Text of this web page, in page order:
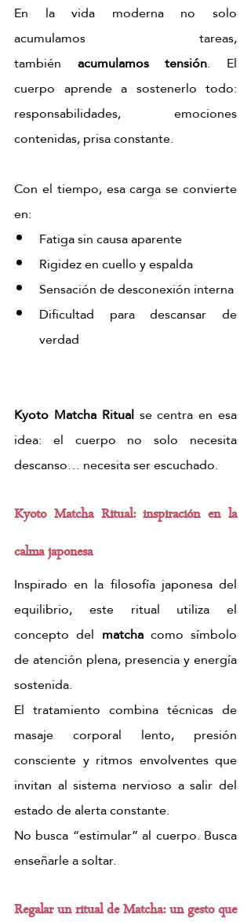
En la vida moderna no solo
acumulamos tareas,
también acumulamos tensión. El
cuerpo aprende a sostenerlo todo:
responsabilidades, emociones
contenidas, prisa constante.
Con el tiempo, esa carga se convierte
en:
Fatiga sin causa aparente
Rigidez en cuello y espalda
Sensación de desconexión interna
Dificultad para descansar de
verdad
Kyoto Matcha Ritual se centra en esa
idea: el cuerpo no solo necesita
descanso… necesita ser escuchado.
Kyoto Matcha Ritual: inspiración en la
calma japonesa
Inspirado en la filosofía japonesa del
equilibrio, este ritual utiliza el
concepto del matcha como símbolo
de atención plena, presencia y energía
sostenida.
El tratamiento combina técnicas de
masaje corporal lento, presión
consciente y ritmos envolventes que
invitan al sistema nervioso a salir del
estado de alerta constante.
No busca “estimular” al cuerpo. Busca
enseñarle a soltar.
Regalar un ritual de Matcha: un gesto que